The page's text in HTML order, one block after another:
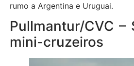
rumo a Argentina e Uruguai.
Pullmantur/CVC –
mini-cruzeiros